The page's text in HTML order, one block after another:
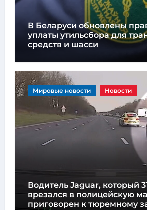
В Беларуси обновлены
уплаты утильсбора для
средств и шасси
Мировые новости Новости
Водитель Jaguar, который
врезался в полицейскую
приговорен к тюремному